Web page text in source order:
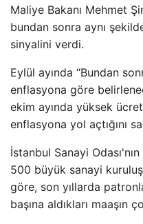
Maliye Bakanı Mehmet
bundan sonra aynı
sinyalini verdi.
Eylül ayında “Bundan
enflasyona göre
ekim ayında yüksek ücret
enflasyona yol açtığını
İstanbul Sanayi
500 büyük sanayi
göre, son yıllarda
başına aldıkları maaşın